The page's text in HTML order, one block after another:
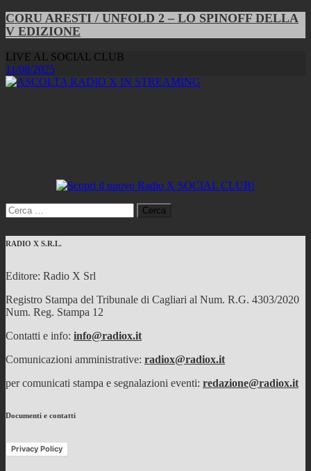
CORU ARESTI / UNFOLD 2 – LO SPINOFF DELLA
V EDIZIONE
LIVE AL SOCIAL CLUB
11/08/2025
Ricerca
per:
RADIO X S.R.L.
Editore: Radio X Srl
Registro Stampa del Tribunale di Cagliari al Num. R.G. 4303/2020
Num. Reg. Stampa 12
Contatti e info: info@radiox.it
Comunicazioni amministrative: radiox@radiox.it
per comunicati stampa e segnalazioni eventi: redazione@radiox.it
Documenti e contatti
Privacy Policy